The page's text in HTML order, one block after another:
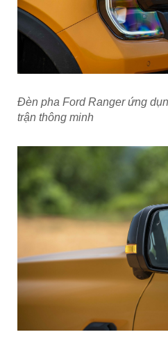
Đèn pha Ford Ranger ứng
trận thông minh